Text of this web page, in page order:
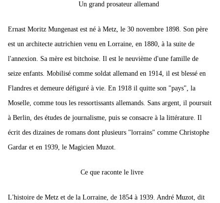
Un grand prosateur allemand
Ernast Moritz Mungenast est né à Metz, le 30 novembre 1898. Son père
est un architecte autrichien venu en Lorraine, en 1880, à la suite de
l'annexion. Sa mère est bitchoise. Il est le neuvième d'une famille de
seize enfants. Mobilisé comme soldat allemand en 1914, il est blessé en
Flandres et demeure défiguré à vie. En 1918 il quitte son "pays", la
Moselle, comme tous les ressortissants allemands. Sans argent, il poursuit
à Berlin, des études de journalisme, puis se consacre à la littérature. Il
écrit des dizaines de romans dont plusieurs "lorrains" comme Christophe
Gardar et en 1939, le Magicien Muzot.
Ce que raconte le livre
L'histoire de Metz et de la Lorraine, de 1854 à 1939. André Muzot, dit